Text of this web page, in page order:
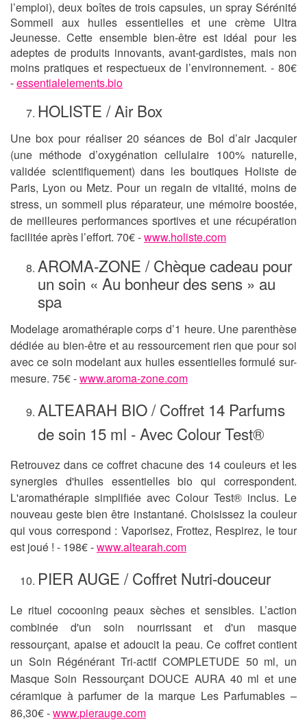
l’emploi), deux boîtes de trois capsules, un spray Sérénité
Sommeil aux huiles essentielles et une crème Ultra
Jeunesse. Cette ensemble bien-être est idéal pour les
adeptes de produits innovants, avant-gardistes, mais non
moins pratiques et respectueux de l’environnement. - 80€
-essentialelements.bio
HOLISTE / Air Box
Une box pour réaliser 20 séances de Bol d’air Jacquier
(une méthode d’oxygénation cellulaire 100% naturelle,
validée scientifiquement) dans les boutiques Holiste de
Paris, Lyon ou Metz. Pour un regain de vitalité, moins de
stress, un sommeil plus réparateur, une mémoire boostée,
de meilleures performances sportives et une récupération
facilitée après l’effort. 70€ -www.holiste.com
AROMA-ZONE / Chèque cadeau pour
un soin « Au bonheur des sens » au
spa
Modelage aromathérapie corps d’1 heure. Une parenthèse
dédiée au bien-être et au ressourcement rien que pour soi
avec ce soin modelant aux huiles essentielles formulé sur-
mesure. 75€ -www.aroma-zone.com
ALTEARAH BIO / Coffret 14 Parfums
de soin 15 ml - Avec Colour Test®
Retrouvez dans ce coffret chacune des 14 couleurs et les
synergies d'huiles essentielles bio qui correspondent.
L'aromathérapie simplifiée avec Colour Test® inclus. Le
nouveau geste bien être instantané. Choisissez la couleur
qui vous correspond : Vaporisez, Frottez, Respirez, le tour
est joué ! - 198€ -www.altearah.com
PIER AUGE / Coffret Nutri-douceur
Le rituel cocooning peaux sèches et sensibles. L’action
combinée d'un soin nourrissant et d'un masque
ressourçant, apaise et adoucit la peau. Ce coffret contient
un Soin Régénérant Tri-actif COMPLETUDE 50 ml, un
Masque Soin Ressourçant DOUCE AURA 40 ml et une
céramique à parfumer de la marque Les Parfumables –
86,30€ -www.pierauge.com